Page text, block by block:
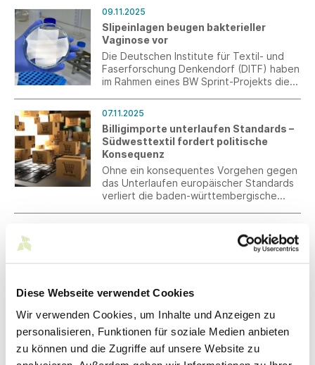
Diese Webseite verwendet Cookies
Wir verwenden Cookies, um Inhalte und Anzeigen zu
personalisieren, Funktionen für soziale Medien anbieten
zu können und die Zugriffe auf unsere Website zu
09.11.2025
Slipeinlagen beugen bakterieller
Vaginose vor
Die Deutschen Institute für Textil- und
Faserforschung Denkendorf (DITF) haben
im Rahmen eines BW Sprint-Projekts die
Gesunderhaltung des vaginalen Milieus
unterstützt und einer bakteriellen
Vaginose vorbeugen kann.
07.11.2025
Billigimporte unterlaufen Standards –
Südwesttextil fordert politische
Konsequenz
Ohne ein konsequentes Vorgehen gegen
das Unterlaufen europäischer Standards
verliert die baden-württembergische
Anwenderforum SMART TEXTILES
am 4. und 5. März 2026 laden die
Veranstalter Startups und junge
Unternehmen mit einem Call for
Presentations dazu ein, ihre Innovationen
einem Fachpublikum aus Unternehmen,
Forschung und Entwicklung zu
Arbeitsprogramm der Europäischen